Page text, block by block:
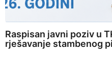
Raspisan javni poziv u
rješavanje stambenog